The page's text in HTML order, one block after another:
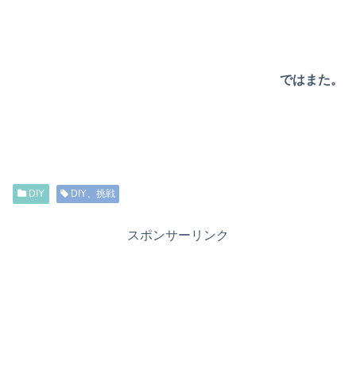
ではまた。
DIY DIY、挑戦
スポンサーリンク